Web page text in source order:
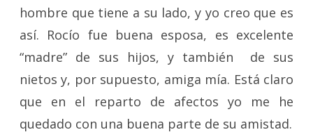
hombre que tiene a su lado, y yo creo que es
así. Rocío fue buena esposa, es excelente
“madre” de sus hijos, y también de sus
nietos y, por supuesto, amiga mía. Está claro
que en el reparto de afectos yo me he
quedado con una buena parte de su amistad.